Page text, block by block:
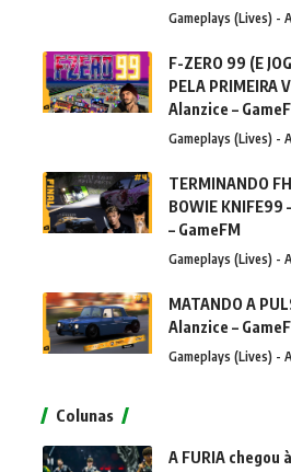
Gameplays (Lives) -
F-ZERO 99 (E
PELA PRIMEIRA
Alanzice –
Gameplays (Lives) -
TERMINANDO
BOWIE KNIFE99
– GameFM
Gameplays (Lives) -
MATANDO A
Alanzice –
Gameplays (Lives) -
Colunas
A FURIA chegou